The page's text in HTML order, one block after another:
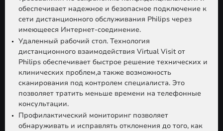
обеспечивает надежное и безопасное подключение к
сети дистанционного обслуживания Philips через
имеющееся Интернет-соединение.
Удаленный рабочий стол. Технология
дистанционного взаимодействия Virtual Visit от
Philips обеспечивает быстрое решение технических и
клинических проблем,а также возможность
сканирования под контролем специалиста. Это
позволяет тратить меньше времени на телефонные
консультации.
Профилактический мониторинг позволяет
обнаруживать и исправлять отклонения до того, как